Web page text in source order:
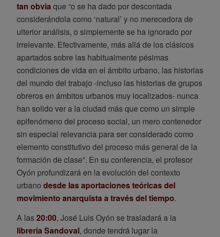
tan obvia que “o se ha dado por descontada
considerándola como ‘natural’ y no merecedora de
ulterior análisis, o simplemente se ha ignorado por
irrelevante. Efectivamente, más allá de los clásicos
apartados sobre las habitualmente pésimas
condiciones de vida en el ámbito urbano, las historias
del mundo del trabajo -incluso las historias de grupos
obreros en ámbitos urbanos muy localizados- nunca
han solido ver a la ciudad más que como un simple
epifenómeno del proceso social, un mero contenedor
sin especial relevancia para ser considerado como
elemento constitutivo del proceso más general de la
formación de clase”. En su conferencia, el profesor
Oyón profundizará en la evolución del contexto
urbano desde las aportaciones teóricas del
movimiento anarquista a través del tiempo.
A las20:00, José Luis Oyón se trasladará a la
librería Sandoval, donde tendrá lugar la